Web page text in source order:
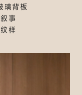
璃背板
事
样